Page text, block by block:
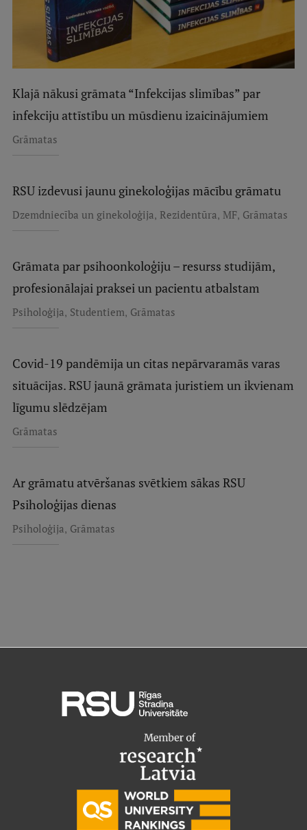
Klajā nākusi grāmata “Infekcijas slimības” par
infekciju attīstību un mūsdienu izaicinājumiem
Grāmatas
RSU izdevusi jaunu ginekoloģijas mācību grāmatu
Dzemdniecība un ginekoloģija, Rezidentūra, MF, Grāmatas
Grāmata par psihoonkoloģiju – resurss studijām,
profesionālajai praksei un pacientu atbalstam
Psiholoģija, Studentiem, Grāmatas
Covid-19 pandēmija un citas nepārvaramās varas
situācijas. RSU jaunā grāmata juristiem un ikvienam
līgumu slēdzējam
Grāmatas
Ar grāmatu atvēršanas svētkiem sākas RSU
Psiholoģijas dienas
Psiholoģija, Grāmatas